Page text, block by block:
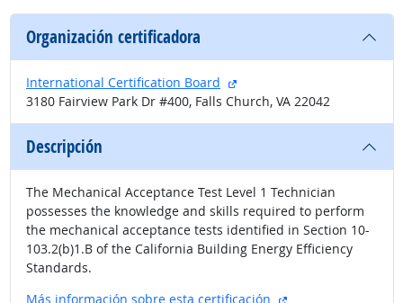
Organización certificadora
International Certification Board
sitio externo
3180 Fairview Park Dr #400, Falls Church, VA 22042
Descripción
The Mechanical Acceptance Test Level 1 Technician
possesses the knowledge and skills required to perform
the mechanical acceptance tests identified in Section 10-
103.2(b)1.B of the California Building Energy Efficiency
Standards.
Más información sobre esta certificación
sitio externo